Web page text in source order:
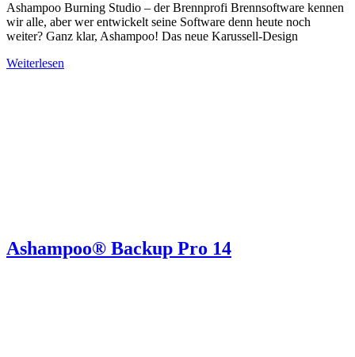
Ashampoo Burning Studio – der Brennprofi Brennsoftware kennen
wir alle, aber wer entwickelt seine Software denn heute noch
weiter? Ganz klar, Ashampoo! Das neue Karussell-Design
Weiterlesen
Ashampoo® Backup Pro 14